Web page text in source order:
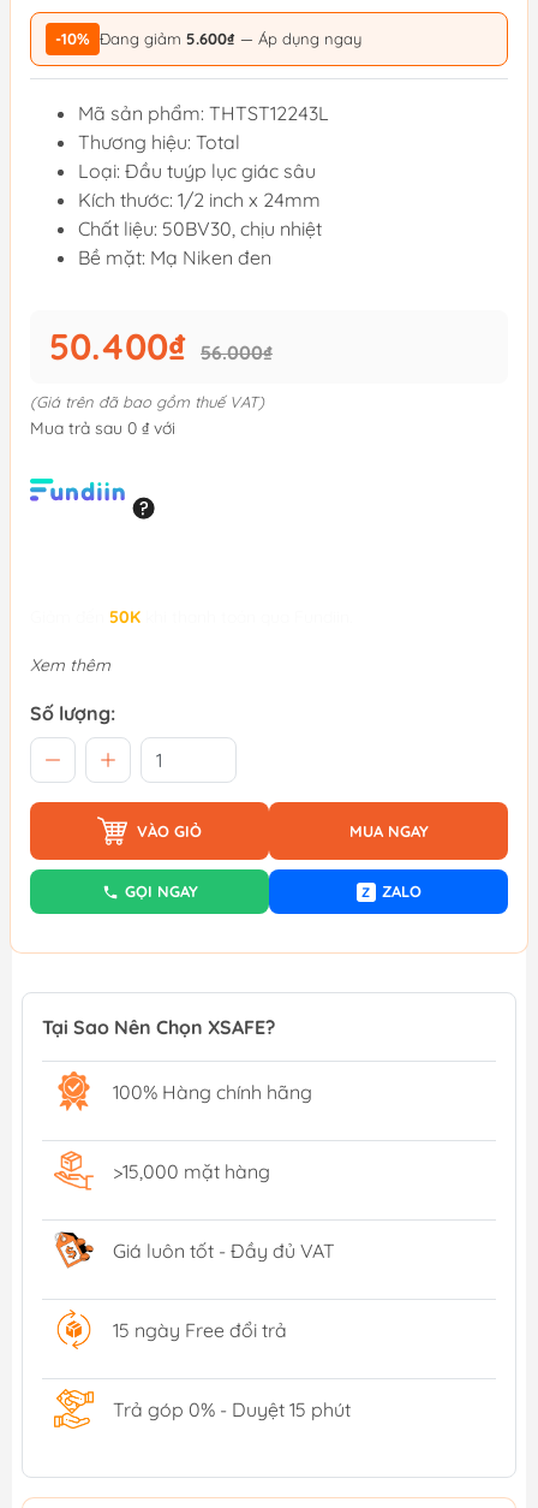
-10% Đang giảm 5.600₫ — Áp dụng ngay
Mã sản phẩm: THTST12243L
Thương hiệu: Total
Loại: Đầu tuýp lục giác sâu
Kích thước: 1/2 inch x 24mm
Chất liệu: 50BV30, chịu nhiệt
Bề mặt: Mạ Niken đen
50.400₫ 56.000₫
(Giá trên đã bao gồm thuế VAT)
Mua trả sau 0 ₫ với
50K
Xem thêm
Số lượng:
VÀO GIỎ MUA NGAY
GỌI NGAY Z ZALO
Tại Sao Nên Chọn XSAFE?
100% Hàng chính hãng
>15,000 mặt hàng
Giá luôn tốt - Đầy đủ VAT
15 ngày Free đổi trả
Trả góp 0% - Duyệt 15 phút